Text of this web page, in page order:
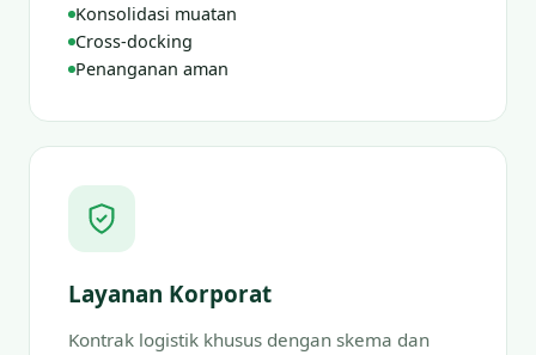
Konsolidasi muatan
Cross-docking
Penanganan aman
Layanan Korporat
Kontrak logistik khusus dengan skema dan